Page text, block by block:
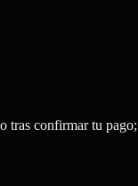
confirmar tu pago;